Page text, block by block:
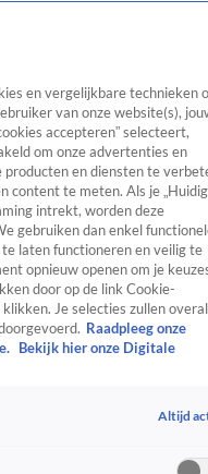
TV Algemeen
Tip
RealityCrimeVideo's
dramatische
laatste ronde
en vergelijkbare technieken
van onze website(s),
accepteren” selecteert,
om onze advertenties en
en diensten te
content te meten. Als je
intrekt, worden deze
gebruiken dan enkel
laten functioneren en veilig te
opnieuw openen om je
door op de link Cookie-
Je selecties zullen overal
Raadpleeg onze
Bekijk hier onze Digitale
Altijd